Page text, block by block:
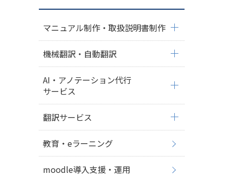
マニュアル制作・取扱説明書制作
機械翻訳・自動翻訳
AI・アノテーション代行
サービス
翻訳サービス
教育・eラーニング
moodle導入支援・運用